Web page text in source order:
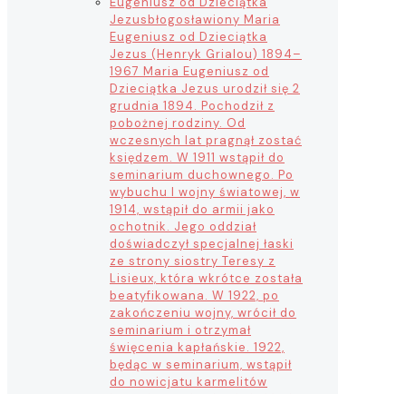
Jezusbłogosławiony Maria
Eugeniusz od Dzieciątka
Jezus (Henryk Grialou) 1894–
1967 Maria Eugeniusz od
Dzieciątka Jezus urodził się 2
grudnia 1894. Pochodził z
pobożnej rodziny. Od
wczesnych lat pragnął zostać
księdzem. W 1911 wstąpił do
seminarium duchownego. Po
wybuchu I wojny światowej, w
1914, wstąpił do armii jako
ochotnik. Jego oddział
doświadczył specjalnej łaski
ze strony siostry Teresy z
Lisieux, która wkrótce została
beatyfikowana. W 1922, po
zakończeniu wojny, wrócił do
seminarium i otrzymał
święcenia kapłańskie. 1922,
będąc w seminarium, wstąpił
do nowicjatu karmelitów